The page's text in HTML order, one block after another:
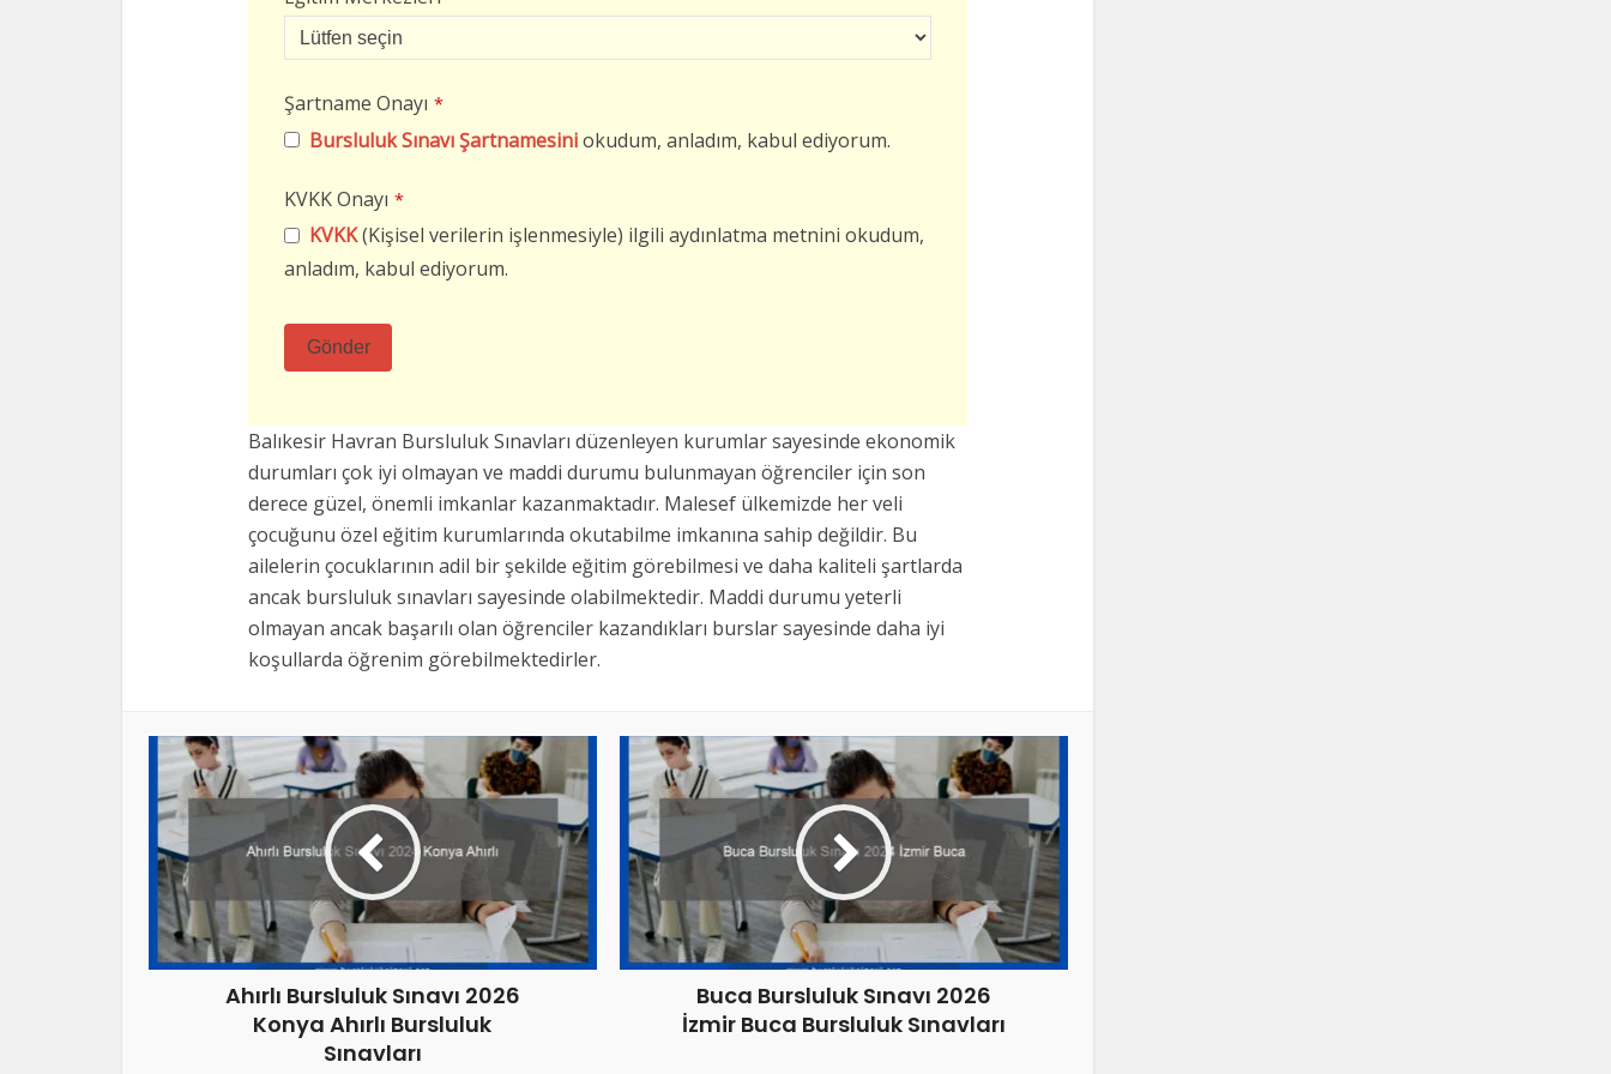
Şartname Onayı *
Bursluluk Sınavı Şartnamesiniokudum, anladım, kabul ediyorum.
KVKK Onayı *
KVKK(Kişisel verilerin işlenmesiyle) ilgili aydınlatma metnini okudum,
anladım, kabul ediyorum.
Gönder
alan
boş
bırakılmalıdır
Balıkesir Havran Bursluluk Sınavları düzenleyen kurumlar sayesinde ekonomik
durumları çok iyi olmayan ve maddi durumu bulunmayan öğrenciler için son
derece güzel, önemli imkanlar kazanmaktadır. Malesef ülkemizde her veli
çocuğunu özel eğitim kurumlarında okutabilme imkanına sahip değildir. Bu
ailelerin çocuklarının adil bir şekilde eğitim görebilmesi ve daha kaliteli şartlarda
ancak bursluluk sınavları sayesinde olabilmektedir. Maddi durumu yeterli
olmayan ancak başarılı olan öğrenciler kazandıkları burslar sayesinde daha iyi
koşullarda öğrenim görebilmektedirler.
Ahırlı Bursluluk Sınavı 2026
Konya Ahırlı Bursluluk
Sınavları
Buca Bursluluk Sınavı 2026
İzmir Buca Bursluluk Sınavları